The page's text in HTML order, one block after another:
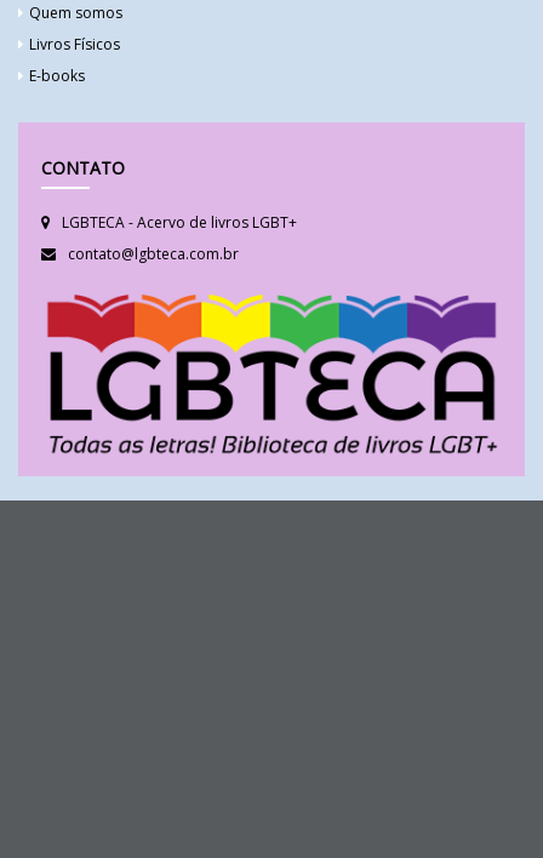
Quem somos
Livros Físicos
E-books
CONTATO
LGBTECA - Acervo de livros LGBT+
contato@lgbteca.com.br